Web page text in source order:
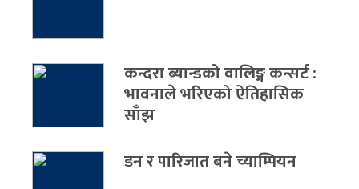
कन्दरा ब्यान्डको वालिङ्ग कन्सर्ट :
भावनाले भरिएको ऐतिहासिक
साँझ
डन र पारिजात बने च्याम्पियन